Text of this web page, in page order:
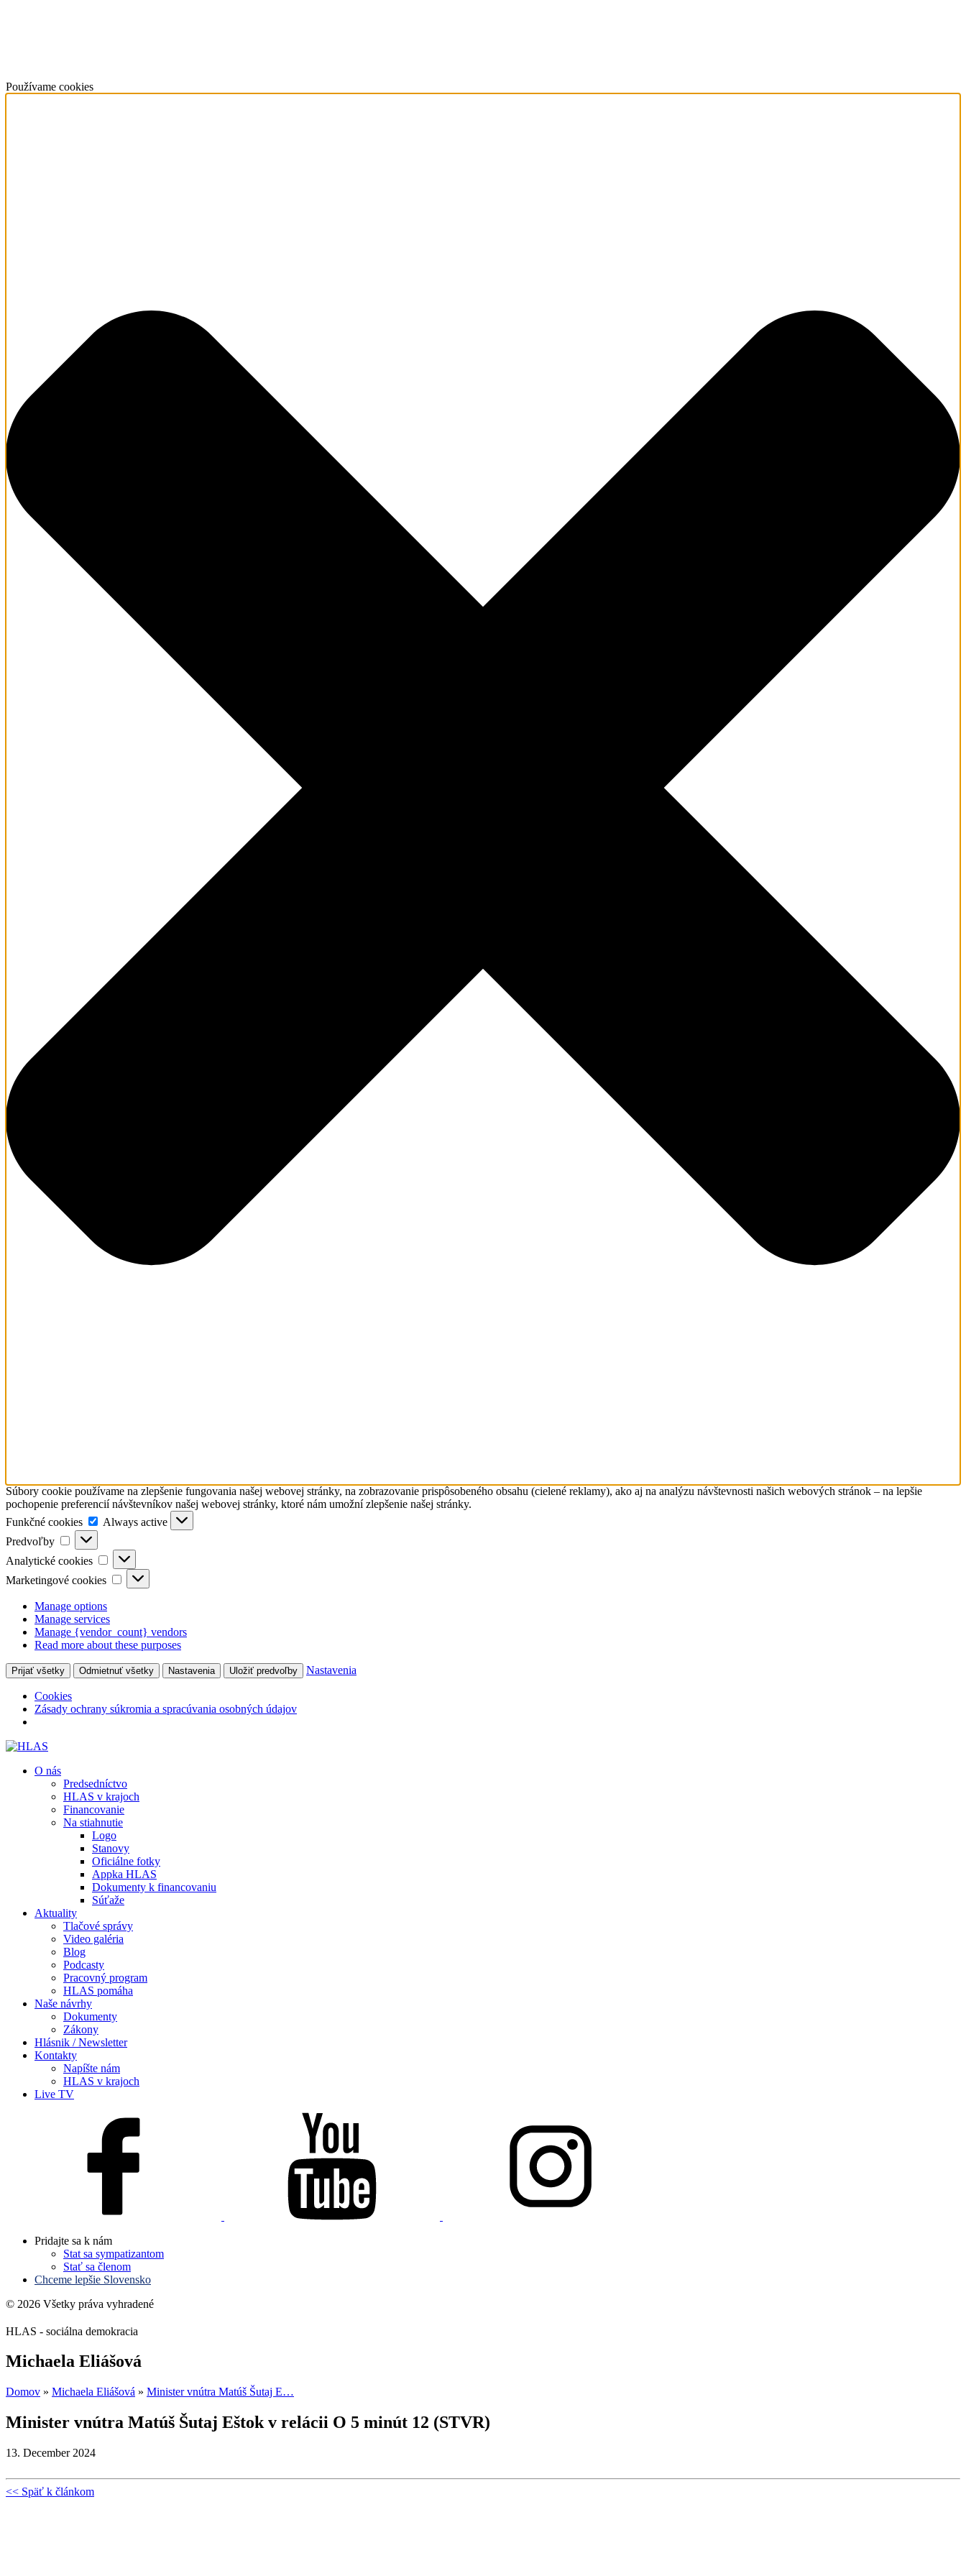
Používame cookies
Súbory cookie používame na zlepšenie fungovania našej webovej stránky, na zobrazovanie prispôsobeného obsahu (cielené reklamy), ako aj na analýzu návštevnosti našich webových stránok – na lepšie
pochopenie preferencií návštevníkov našej webovej stránky, ktoré nám umožní zlepšenie našej stránky.
Funkčné cookies
Funkčné
cookies
Always active
Predvoľby
Predvoľby
Analytické cookies
Analytické
cookies
Marketingové cookies
Marketingové
cookies
Manage options
Manage services
Manage {vendor_count} vendors
Read more about these purposes
Prijať všetky Odmietnuť všetky Nastavenia Uložiť predvoľby Nastavenia
Cookies
Zásady ochrany súkromia a spracúvania osobných údajov
O nás
Predsedníctvo
HLAS v krajoch
Financovanie
Na stiahnutie
Logo
Stanovy
Oficiálne fotky
Appka HLAS
Dokumenty k financovaniu
Súťaže
Aktuality
Tlačové správy
Video galéria
Blog
Podcasty
Pracovný program
HLAS pomáha
Naše návrhy
Dokumenty
Zákony
Hlásnik / Newsletter
Kontakty
Napíšte nám
HLAS v krajoch
Live TV
Pridajte sa k nám
Stat sa sympatizantom
Stať sa členom
Chceme lepšie Slovensko
© 2026 Všetky práva vyhradené
HLAS - sociálna demokracia
Michaela Eliášová
Domov » Michaela Eliášová » Minister vnútra Matúš Šutaj E…
Minister vnútra Matúš Šutaj Eštok v relácii O 5 minút 12 (STVR)
13. December 2024
<< Späť k článkom